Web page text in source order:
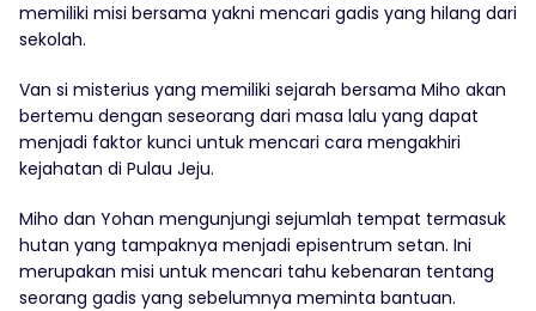
memiliki misi bersama yakni mencari gadis yang hilang dari
sekolah.
Van si misterius yang memiliki sejarah bersama Miho akan
bertemu dengan seseorang dari masa lalu yang dapat
menjadi faktor kunci untuk mencari cara mengakhiri
kejahatan di Pulau Jeju.
Miho dan Yohan mengunjungi sejumlah tempat termasuk
hutan yang tampaknya menjadi episentrum setan. Ini
merupakan misi untuk mencari tahu kebenaran tentang
seorang gadis yang sebelumnya meminta bantuan.